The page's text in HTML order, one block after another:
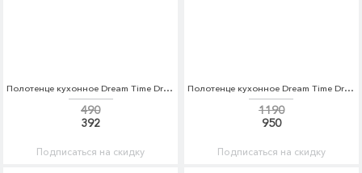
Полотенце кухонное Dream Time Dream Time MP002XU0DZW9
490
392
Подписаться на скидку
Полотенце кухонное Dream Time Dream Time MP002XU0E26H
1190
950
Подписаться на скидку